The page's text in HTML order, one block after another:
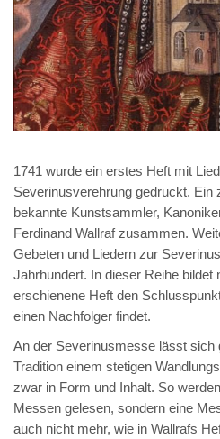
1741 wurde ein erstes Heft mit
Severinusverehrung gedruckt. Ein
bekannte Kunstsammler,
Ferdinand Wallraf zusammen.
Gebeten und Liedern zur
Jahrhundert. In dieser Reihe bildet
erschienene Heft den
einen Nachfolger findet.
An der Severinusmesse lässt sich
Tradition einem stetigen
zwar in Form und Inhalt. So
Messen gelesen, sondern eine
auch nicht mehr, wie in Wallrafs